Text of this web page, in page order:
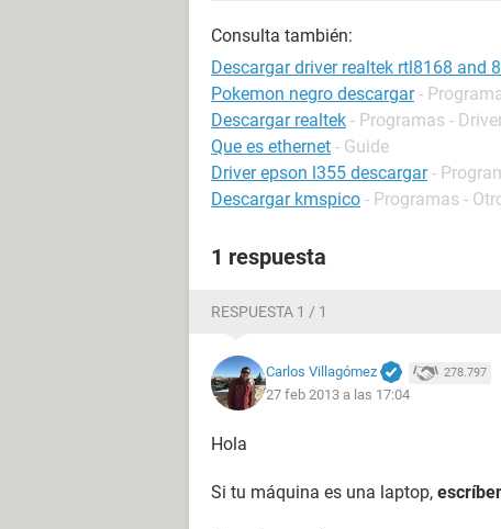
Consulta también:
Descargar driver realtek rtl8168 and
Pokemon negro descargar -
Descargar realtek - Programas -
Que es ethernet - Guide
Driver epson l355 descargar -
Descargar kmspico - Programas -
1 respuesta
RESPUESTA 1 / 1
Carlos Villagómez 278.797
27 feb 2013 a las 17:04
Hola
Si tu máquina es una laptop,